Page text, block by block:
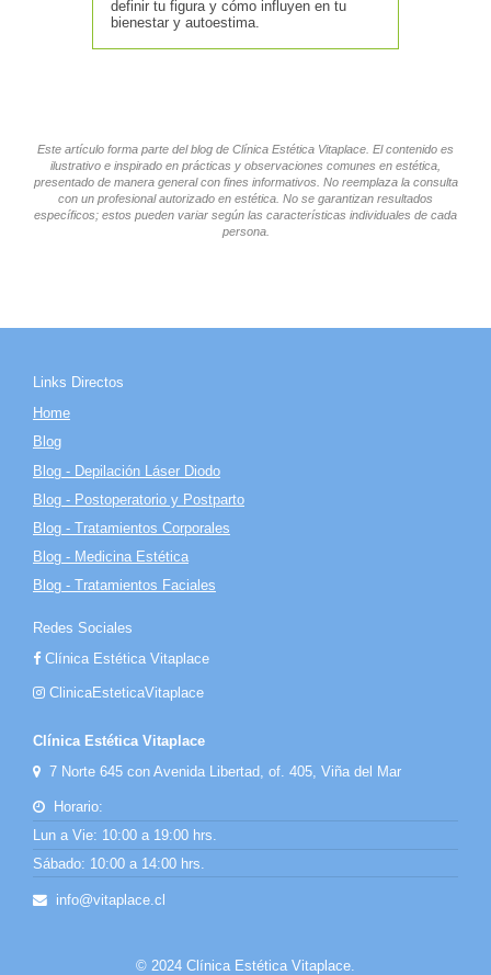
definir tu figura y cómo influyen en tu
bienestar y autoestima.
Este artículo forma parte del blog de Clínica Estética Vitaplace. El contenido es
ilustrativo e inspirado en prácticas y observaciones comunes en estética,
presentado de manera general con fines informativos. No reemplaza la consulta
con un profesional autorizado en estética. No se garantizan resultados
específicos; estos pueden variar según las características individuales de cada
persona.
Links Directos
Home
Blog
Blog - Depilación Láser Diodo
Blog - Postoperatorio y Postparto
Blog - Tratamientos Corporales
Blog - Medicina Estética
Blog - Tratamientos Faciales
Redes Sociales
Clínica Estética Vitaplace
ClinicaEsteticaVitaplace
Clínica Estética Vitaplace
7 Norte 645 con Avenida Libertad, of. 405, Viña del Mar
Horario:
Lun a Vie: 10:00 a 19:00 hrs.
Sábado: 10:00 a 14:00 hrs.
info@vitaplace.cl
© 2024 Clínica Estética Vitaplace.